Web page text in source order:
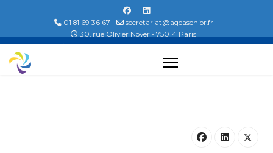
01 81 69 36 67
secretariat@ageasenior.fr
30, rue Olivier Noyer - 75014 Paris
BULLETIN N°181